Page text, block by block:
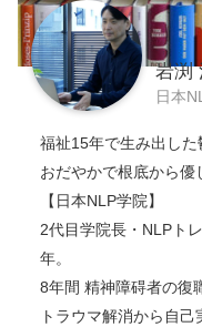
岩渕
日本
福祉15年で生み出し
おだやかで根底から
【日本NLP学院】
2代目学院長・NLPト
年。
8年間 精神障碍者の復
トラウマ解消から自